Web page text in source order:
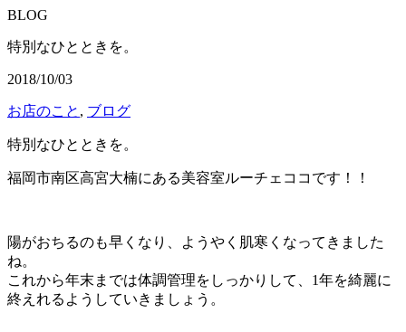
BLOG
特別なひとときを。
2018/10/03
お店のこと , ブログ
特別なひとときを。
福岡市南区高宮大楠にある美容室ルーチェココです！！
陽がおちるのも早くなり、ようやく肌寒くなってきました
ね。
これから年末までは体調管理をしっかりして、1年を綺麗に
終えれるようしていきましょう。